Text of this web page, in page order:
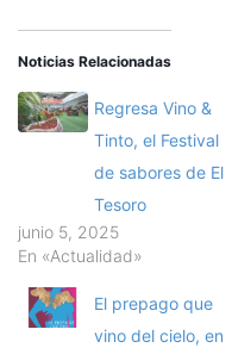
Noticias Relacionadas
Regresa Vino &
Tinto, el Festival
de sabores de El
Tesoro
junio 5, 2025
En «Actualidad»
El prepago que
vino del cielo, en